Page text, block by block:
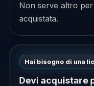
Non serve altro
acquistata.
Hai bisogno di una
Devi acquistare